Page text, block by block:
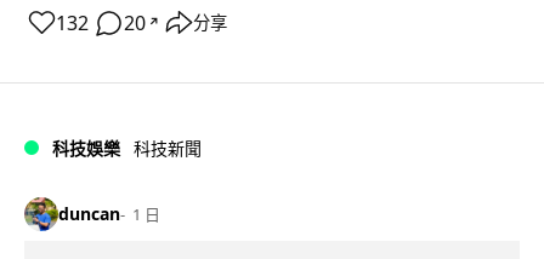
132 20 ↗ 分享
科技娛樂 科技新聞
duncan 1 日